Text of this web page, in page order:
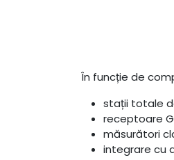
În funcție de
stații totale
receptoare
măsurători
integrare cu